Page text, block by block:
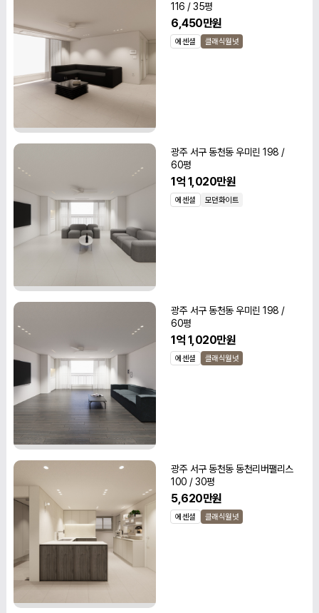
에센셜 클래식월넛
116 / 35평
6,450만원
에센셜 모던화이트
광주 서구 동천동 우미린 198 /
60평
1억 1,020만원
에센셜 클래식월넛
광주 서구 동천동 우미린 198 /
60평
1억 1,020만원
에센셜 클래식월넛
광주 서구 동천동 동천리버팰리스
100 / 30평
5,620만원